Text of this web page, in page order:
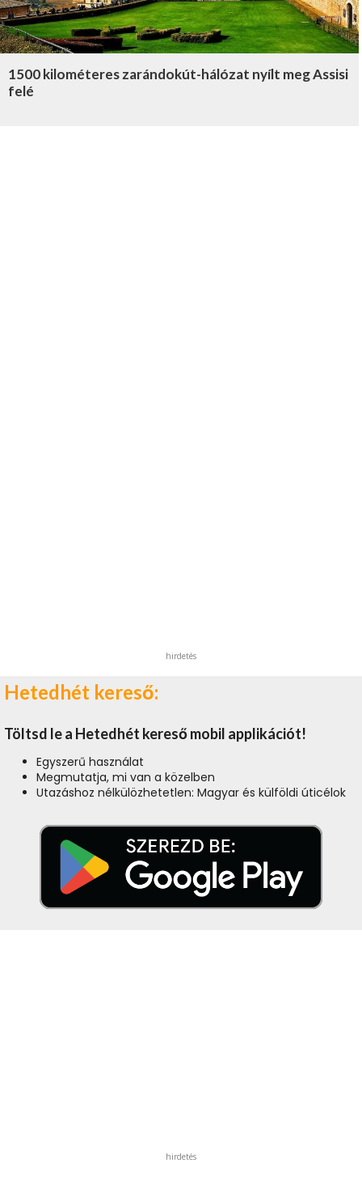
1500 kilométeres zarándokút-hálózat nyílt meg Assisi
felé
hirdetés
Hetedhét kereső:
Töltsd le a Hetedhét kereső mobil applikációt!
Egyszerű használat
Megmutatja, mi van a közelben
Utazáshoz nélkülözhetetlen: Magyar és külföldi úticélok
hirdetés